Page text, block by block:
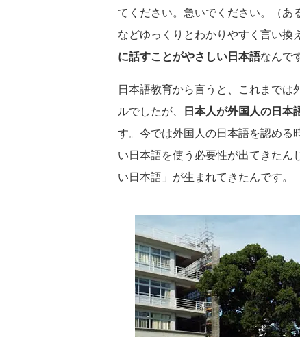
てください。急いでください。（あ
などゆっくりとわかりやすく言い換
に話すことがやさしい日本語なんで
日本語教育から言うと、これまでは
ルでしたが、 日本人が外国人の日本
す。今では外国人の日本語を認める
い日本語を使う必要性が出てきたん
い日本語」が生まれてきたんです。